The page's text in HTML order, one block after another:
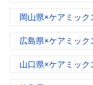
岡山県×ケアミック
広島県×ケアミック
山口県×ケアミック